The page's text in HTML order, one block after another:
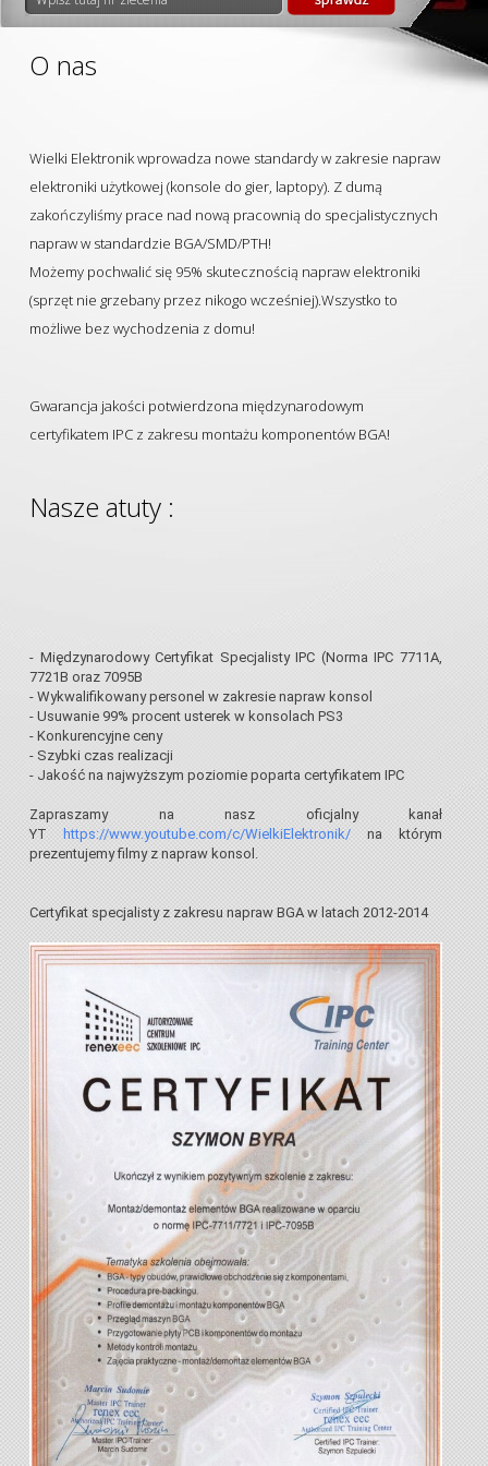
O nas
Wielki Elektronik wprowadza nowe standardy w zakresie napraw
elektroniki użytkowej (konsole do gier, laptopy). Z dumą
zakończyliśmy prace nad nową pracownią do specjalistycznych
napraw w standardzie BGA/SMD/PTH!
Możemy pochwalić się 95% skutecznością napraw elektroniki
(sprzęt nie grzebany przez nikogo wcześniej).Wszystko to
możliwe bez wychodzenia z domu!
Gwarancja jakości potwierdzona międzynarodowym
certyfikatem IPC z zakresu montażu komponentów BGA!
Nasze atuty :
- Międzynarodowy Certyfikat Specjalisty IPC (Norma IPC 7711A,
7721B oraz 7095B
- Wykwalifikowany personel w zakresie napraw konsol
- Usuwanie 99% procent usterek w konsolach PS3
- Konkurencyjne ceny
- Szybki czas realizacji
- Jakość na najwyższym poziomie poparta certyfikatem IPC
Zapraszamy na nasz oficjalny kanał
YT https://www.youtube.com/c/WielkiElektronik/na którym
prezentujemy filmy z napraw konsol.
Certyfikat specjalisty z zakresu napraw BGA w latach 2012-2014